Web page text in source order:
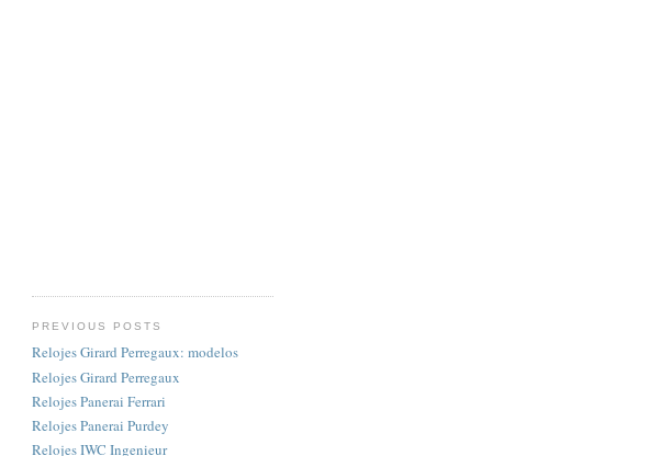
PREVIOUS POSTS
Relojes Girard Perregaux: modelos
Relojes Girard Perregaux
Relojes Panerai Ferrari
Relojes Panerai Purdey
Relojes IWC Ingenieur